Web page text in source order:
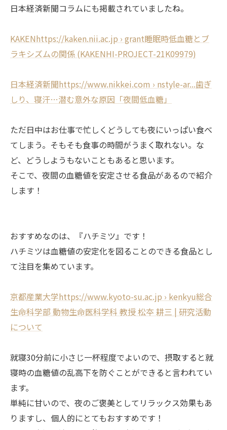
日本経済新聞コラムにも掲載されていましたね。
KAKENhttps://kaken.nii.ac.jp › grant睡眠時低血糖とブ
ラキシズムの関係 (KAKENHI-PROJECT-21K09979)
日本経済新聞https://www.nikkei.com › nstyle-ar...歯ぎ
しり、寝汗…潜む意外な原因「夜間低血糖」
ただ日中はお仕事で忙しくどうしても夜にいっぱい食べ
てしまう。そもそも食事の時間がうまく取れない。な
ど、どうしようもないこともあると思います。
そこで、夜間の血糖値を安定させる食品があるので紹介
します！
おすすめなのは、『ハチミツ』です！
ハチミツは血糖値の安定化を図ることのできる食品とし
て注目を集めています。
京都産業大学https://www.kyoto-su.ac.jp › kenkyu総合
生命科学部 動物生命医科学科 教授 松夲 耕三 | 研究活動
について
就寝30分前に小さじ一杯程度でよいので、摂取すると就
寝時の血糖値の乱高下を防ぐことができると言われてい
ます。
単純に甘いので、夜のご褒美としてリラックス効果もあ
りますし、個人的にとてもおすすめです！